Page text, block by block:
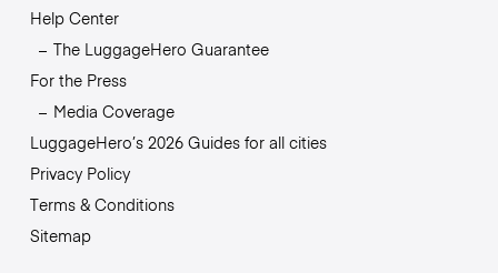
Help Center
The LuggageHero Guarantee
For the Press
Media Coverage
LuggageHero’s 2026 Guides for all cities
Privacy Policy
Terms & Conditions
Sitemap